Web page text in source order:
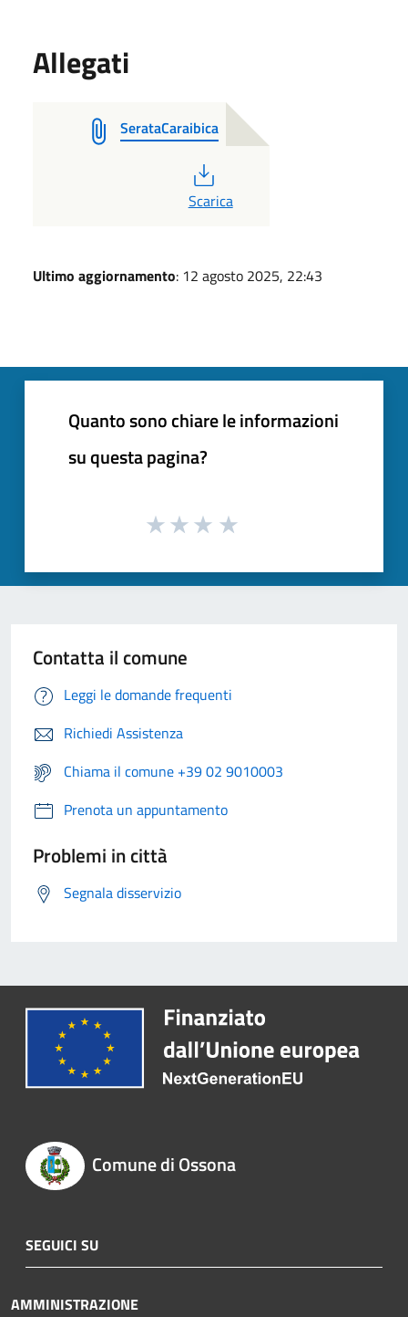
Allegati
SerataCaraibica
PDF
Scarica
Ultimo aggiornamento: 12 agosto 2025, 22:43
Quanto sono chiare le informazioni
su questa pagina?
Contatta il comune
Leggi le domande frequenti
Richiedi Assistenza
Chiama il comune +39 02 9010003
Prenota un appuntamento
Problemi in città
Segnala disservizio
Comune di Ossona
SEGUICI SU
AMMINISTRAZIONE